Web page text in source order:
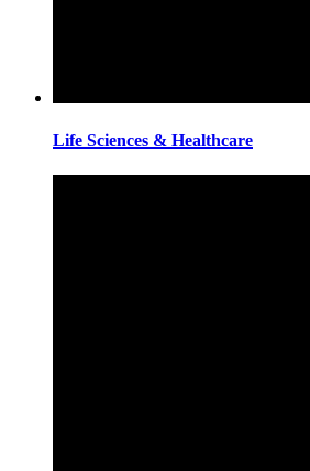
Life Sciences & Healthcare